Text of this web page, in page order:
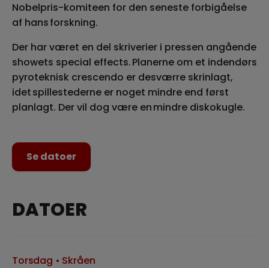
Nobelpris-komiteen for den seneste forbigåelse
af hans forskning.
Der har været en del skriverier i pressen angående
showets special effects. Planerne om et indendørs
pyroteknisk crescendo er desværre skrinlagt,
idet spillestederne er noget mindre end først
planlagt. Der vil dog være en mindre diskokugle.
Se datoer
DATOER
Torsdag • Skråen